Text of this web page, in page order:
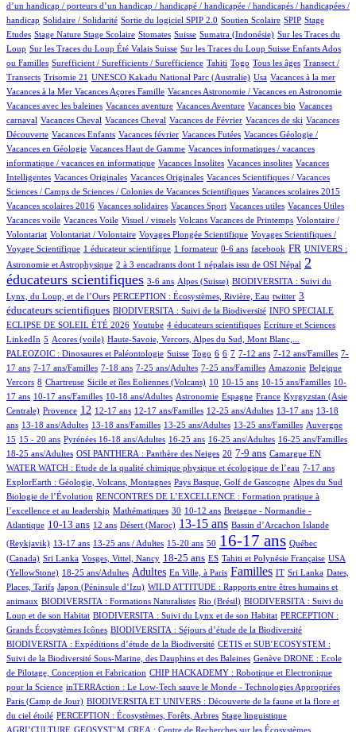
d’un handicap / porteurs d’un handicap / handicapé / handicapée / handicapés / handicapées /
handicap
2/913 Solidaire / Solidarité
3/913 Sortie du logiciel SPIP 2.0
58/913 Soutien Scolaire
3/913 SPIP
1/913
Stage
Etudes
1/913Stage Nature
10/913 Stage Scolaire
1/913 Stomates
154/913 Suisse
5/913 Sumatra (Indonésie)
2/913
Sur les Traces du
Loup
7/913Sur les Traces du Loup Été Valais Suisse
6/913
Sur les Traces du Loup Suisse Enfants Ados
ou Familles
2/913 Surefficient / Surefficients / Surefficience
41/913 Tahiti
7/913 Togo
12/913 Tous les âges
100/913
Transect /
Transects
2/913 Trisomie 21
1/913 UNESCO Kakadu National Parc (Australie)
14/913 Usa
1/913 Vacances à la mer
1/913
Vacances à la Mer
1/913 Vacances Açores Famille
49/913 Vacances Astronomie / Vacances en Astronomie
1/913
Vacances avec les baleines
1/913 Vacances aventure
10/913 Vacances Aventure
1/913 Vacances bio
1/913
Vacances
carnaval
107/913Vacances Cheval
1/913 Vacances Cheval
17/913 Vacances de Février
1/913 Vacances de ski
1/913
Vacances
Découverte
48/913 Vacances Enfants
1/913 Vacances février
2/913 Vacances Futées
26/913
Vacances Géologie /
Vacances en Géologie
1/913 Vacances Haut de Gamme
1/913
Vacances informatiques / vacances
informatique / vacances en informatique
1/913 Vacances Insolites
1/913 Vacances insolites
1/913
Vacances
Intelligentes
2/913 Vacances Originales
1/913 Vacances Originales
11/913
Vacances Scientifiques / Vacances
Sciences / Camps de Sciences / Colonies de Vacances Scientifiques
1/913 Vacances scolaires 2015
1/913
Vacances scolaires 2016
1/913 Vacances solidaires
1/913 Vacances Sport
1/913 Vacances utiles
1/913 Vacances Utiles
1/913
Vacances voile
1/913 Vacances Voile
2/913 Visuel / visuels
11/913 Volcans Vacances de Printemps
2/913
Volontaire /
Volontariat
1/913 Volontariat / Volontaire
68/913 Voyages Plongée Scientifique
10/913
Voyages Scientifiques /
Voyage Scientifique
129/913 1 éducateur scientifique
7/913 1 formateur
2/913 0-6 ans
13/913 facebook
270/913 FR
56/913
UNIVERS :
Astronomie et Astrophysique
12/913 2 à 3 encadrants dont 1 népalais issu de OSI Népal
516/913
2
éducateurs scientifiques
13/913 3-6 ans
127/913 Alpes (Suisse)
43/913
BIODIVERSITA : Suivi du
Lynx, du Loup, et de l’Ours
14/913 PERCEPTION : Écosystèmes, Rivière, Eau
2/913 twitter
263/913
3
éducateurs scientifiques
52/913 BIODIVERSITA : Suivi de la Biodiversité
34/913
INFO SPECIALE
ECLIPSE DE SOLEIL ÉTÉ 2026
2/913 Youtube
31/913 4 éducateurs scientifiques
2/913 Ecriture et Sciences
2/913
LinkedIn
16/913 5
4/913 Acores (voile)
11/913 Haute-Savoie, Vercors, Alpes du Sud, Mont Blanc,...
97/913
PALEOZOIC : Dinosaures et Paléontologie
3/913 Suisse
5/913 Togo
1/913 6
67/913 6
103/913 7
16/913 7-12 ans
103/913 7-12 ans/Familles
4/913
7-
17 ans
28/9137-17 ans/Familles
56/913 7-18 ans
3/913 7-25 ans/Adultes
8/913 7-25 ans/Familles
4/913 Amazonie
2/913 Belgique
2/913
Vercors
74/913
8
1/913 Chartreuse
11/913 Sicile et îles Eoliennes (Volcans)
75/913 10
3/913 10-15 ans
3/913 10-15 ans/Familles
13/913
10-
17 ans
9/91310-17 ans/Familles
5/913 10-18 ans/Adultes
37/913 Astronomie
34/913 Espagne
9/913 France
110/913
Kyrgyzstan (Asie
Centrale)
190/913Provence
355/913 12
15/913 12-17 ans
2/913 12-17 ans/Familles
1/913 12-25 ans/Adultes
88/913 13-17 ans
12/913
13-18
ans
79/91313-18 ans/Adultes
6/913 13-18 ans/Familles
1/913 13-25 ans/Adultes
9/913 13-25 ans/Familles
4/913 Auvergne
187/913
15
22/913
15 - 20 ans
41/913 Pyrénées
121/913 16-18 ans/Adultes
5/913 16-25 ans
2/913 16-25 ans/Adultes
1/913 16-25 ans/Familles
14/913
18-25 ans/Adultes
113/913 OSI PANTHERA : Panthère des Neiges
46/913 20
266/913 7-9 ans
3/913 Camargue
139/913 EN
11/913
WATER WATCH : Etude de la qualité chimique physique et écologique de l’eau
15/913 7-17 ans
45/913
ExplorEarth : Géologie, Volcans, Montagnes
19/913 Pays Basque, Golf de Gascogne
9/913 Alpes du Sud
4/913
Biologie de l’Évolution
85/913
RENCONTRES DE L’EXCELLENCE : Formation pratique à
l’excellence et au leadership
3/913 Mathématiques
8/913 30
83/913 10-12 ans
92/913
Bretagne - Normandie -
Atlantique
247/913 10-13 ans
44/913 12 ans
4/913 Désert (Maroc)
490/913 13-15 ans
1/913 Bassin d’Arcachon
15/913
Islande
(Reykjavik)
23/913 13-17 ans
20/913 13-25 ans / Adultes
8/913 15-20 ans
2/913 50
658/913 16-17 ans
26/913
Québec
(Canada)
1/913 Sri Lanka
7/913 Vosges, Vittel, Nancy
286/913 18-25 ans
36/913 ES
48/913 Tahiti et Polynésie Française
13/913
USA
(YellowStone)
180/913 18-25 ans/Adultes
408/913 Adultes
1/913 En Ville, à Paris
482/913 Familles
6/913 IT
1/913 Sri Lanka
6/913
Dates,
Places, Tarifs
6/913 Japon (Péninsule d’Izu)
9/913
WILD ATTITUDE : Rapports entre êtres humains et
animaux
29/913 BIODIVERSITA : Formations Naturalistes
5/913 Rio (Brésil)
8/913
BIODIVERSITA : Suivi du
Loup et de son Habitat
17/913 BIODIVERSITA : Suivi du Lynx et de son Habitat
1/913
PERCEPTION :
Grands Écosystèmes Icônes
14/913 BIODIVERSITA : Séjours d’étude de la Biodiversité
8/913
BIODIVERSITA : Expéditions d’étude de la Biodiversité
94/913
CETIS et SUB’ECOSYSTEM :
Suivi de la Biodiversité Sous-Marine, des Dauphins et des Baleines
17/913 Genève
9/913
DRONE : Ecole
de Pilotage, Conception et Fabrication
10/913
CHIP HACKADEMY : Robotique et Electronique
pour la Science
2/913 inTERRAction : Le Low-Tech sauve le Monde - Technologies Appropriées
5/913
Paris (Camp de Jour)
2/913
BIODIVERSITA ET UNIVERS : Découverte de la faune et la flore et
du ciel étoilé
32/913 PERCEPTION : Écosystèmes, Forêts, Arbres
4/913 Stage linguistique
1/913
AGRI’CULTURE
3/913 GEOSYST’M
1/913 CREA : Centre de Recherches sur les Écosystèmes